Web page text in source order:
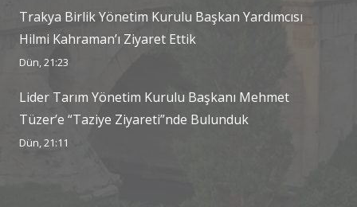
Trakya Birlik Yönetim Kurulu Başkan Yardımcısı
Hilmi Kahraman’ı Ziyaret Ettik
Dün, 21:23
Lider Tarım Yönetim Kurulu Başkanı Mehmet
Tüzer’e “Taziye Ziyareti”nde Bulunduk
Dün, 21:11